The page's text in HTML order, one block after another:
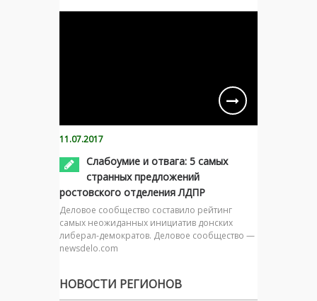
11.07.2017
Слабоумие и отвага: 5 самых
странных предложений
ростовского отделения ЛДПР
Деловое сообщество составило рейтинг
самых неожиданных инициатив донских
либерал-демократов. Деловое сообщество —
newsdelo.com
НОВОСТИ РЕГИОНОВ